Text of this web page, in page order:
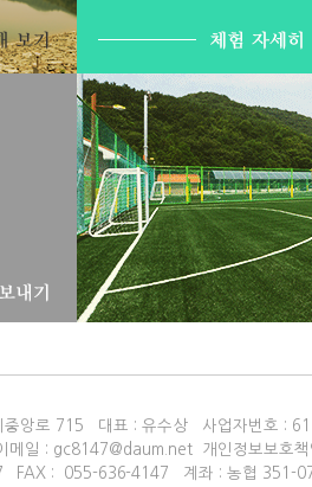
중앙로 715 대표 : 유수상 사업자번호 :
메일 : gc8147@daum.net 개인정보보호책
FAX : 055-636-4147 계좌 : 농협 351-